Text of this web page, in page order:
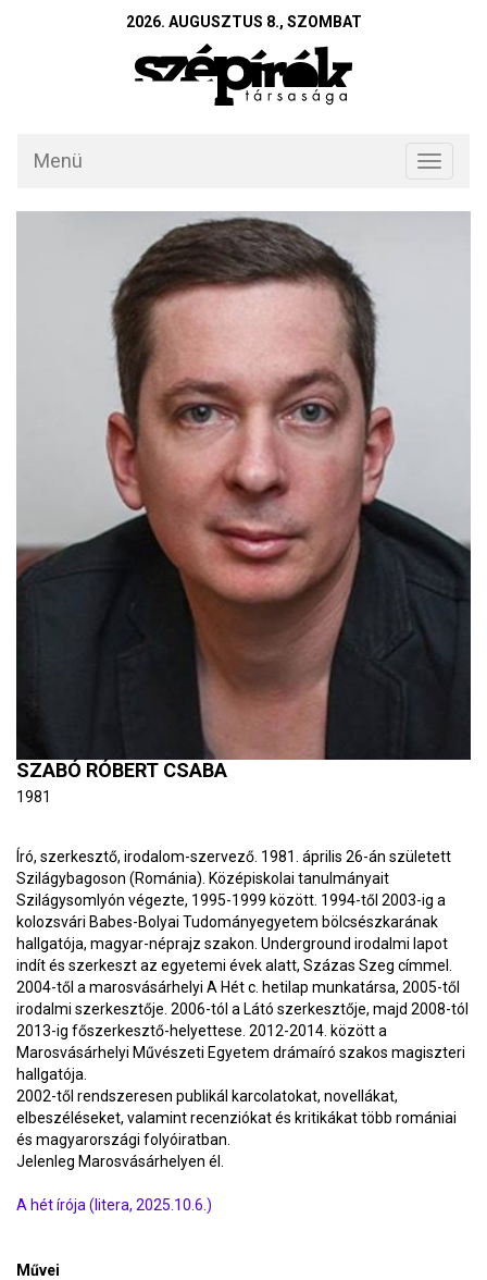
2026. AUGUSZTUS 8., SZOMBAT
Toggle
Menü
SZABÓ RÓBERT CSABA
1981
Író, szerkesztő, irodalom-szervező. 1981. április 26-án született
Szilágybagoson (Románia). Középiskolai tanulmányait
Szilágysomlyón végezte, 1995-1999 között. 1994-től 2003-ig a
kolozsvári Babes-Bolyai Tudományegyetem bölcsészkarának
hallgatója, magyar-néprajz szakon. Underground irodalmi lapot
indít és szerkeszt az egyetemi évek alatt, Százas Szeg címmel.
2004-től a marosvásárhelyi A Hét c. hetilap munkatársa, 2005-től
irodalmi szerkesztője. 2006-tól a Látó szerkesztője, majd 2008-tól
2013-ig főszerkesztő-helyettese. 2012-2014. között a
Marosvásárhelyi Művészeti Egyetem drámaíró szakos magiszteri
hallgatója.
2002-től rendszeresen publikál karcolatokat, novellákat,
elbeszéléseket, valamint recenziókat és kritikákat több romániai
és magyarországi folyóiratban.
Jelenleg Marosvásárhelyen él.
A hét írója (litera, 2025.10.6.)
Művei